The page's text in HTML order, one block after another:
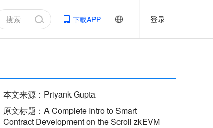
下载APP 登录
本文来源 ： Priyank Gupta
原文标题 ： A Complete Intro to Smart
Contract Development on the Scroll zkEVM